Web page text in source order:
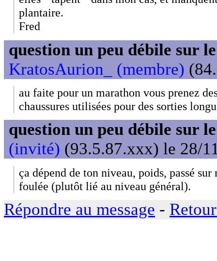
plantaire.
Fred
question un peu débile sur
KratosAurion_ (membre)
au faite pour un marathon vous prenez
chaussures utilisées pour des sorties
question un peu débile sur
(invité) (93.5.87.xxx) le 28/
ça dépend de ton niveau, poids, passé
foulée (plutôt lié au niveau général).
Répondre au message -